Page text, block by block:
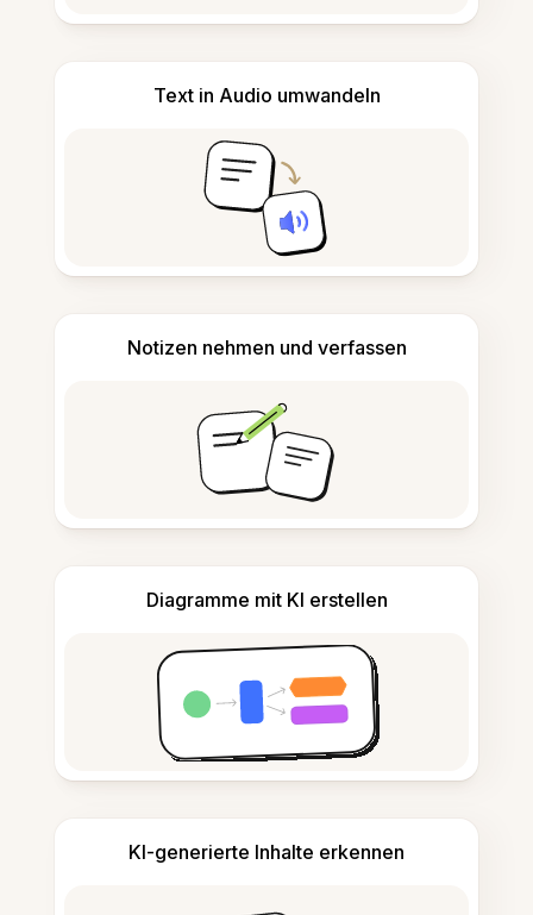
Text in Audio umwandeln
Notizen nehmen und verfassen
Diagramme mit KI erstellen
KI-generierte Inhalte erkennen